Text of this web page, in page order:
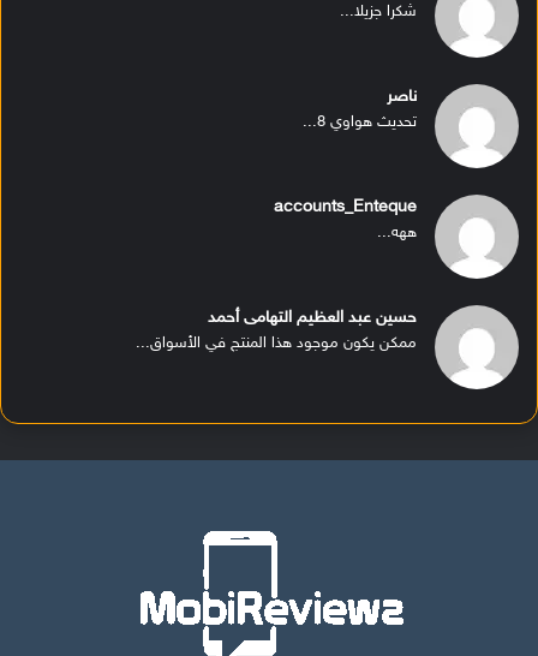
شكرا جزيلا...
ناصر
تحديث هواوي 8...
accounts_Enteque
ههه...
حسين عبد العظيم التهامى أحمد
ممكن يكون موجود هذا المنتج في الأسواق...